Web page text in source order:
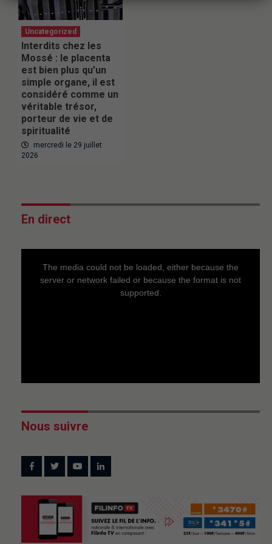
Uncategorized
Interdits chez les
Mossé : le placenta
est bien plus qu’un
simple organe, il est
considéré comme un
véritable trésor,
porteur de vie et de
spiritualité
mercredi le 29 juillet
2026
En direct
The media could not be loaded, either because the
server or network failed or because the format is not
supported.
Nous suivre